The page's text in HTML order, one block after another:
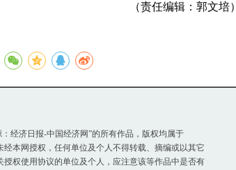
（责任编辑：郭文培）
经济日报-中国经济网”的所有作品，版权均属于
本网授权，任何单位及个人不得转载、摘编或以其它
权使用协议的单位及个人，应注意该等作品中是否有